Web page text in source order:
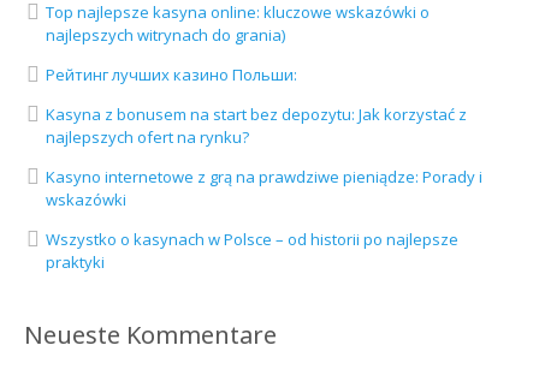
Top najlepsze kasyna online: kluczowe wskazówki o
najlepszych witrynach do grania)
Рейтинг лучших казино Польши:
Kasyna z bonusem na start bez depozytu: Jak korzystać z
najlepszych ofert na rynku?
Kasyno internetowe z grą na prawdziwe pieniądze: Porady i
wskazówki
Wszystko o kasynach w Polsce – od historii po najlepsze
praktyki
Neueste Kommentare